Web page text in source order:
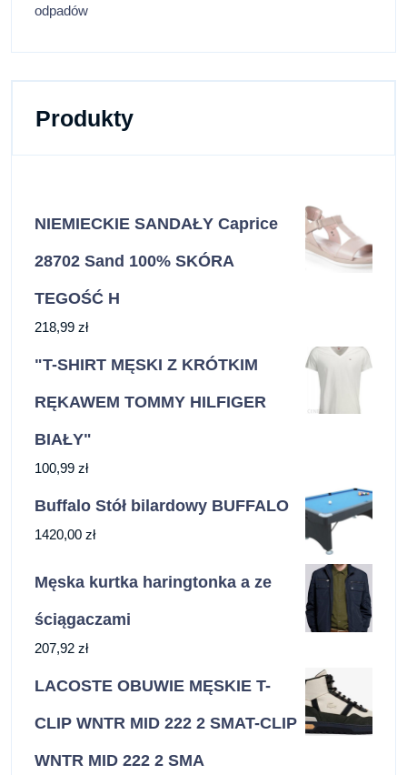
odpadów
Produkty
NIEMIECKIE SANDAŁY Caprice
28702 Sand 100% SKÓRA
TEGOŚĆ H
218,99 zł
"T-SHIRT MĘSKI Z KRÓTKIM
RĘKAWEM TOMMY HILFIGER
BIAŁY"
100,99 zł
Buffalo Stół bilardowy BUFFALO
1420,00 zł
Męska kurtka haringtonka a ze
ściągaczami
207,92 zł
LACOSTE OBUWIE MĘSKIE T-
CLIP WNTR MID 222 2 SMAT-CLIP
WNTR MID 222 2 SMA